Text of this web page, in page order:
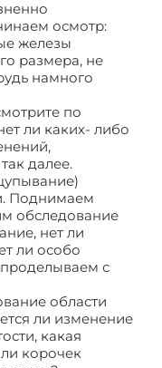
осмотр:
железы
размера, не
намного
по
ли каких- либо
далее.
Поднимаем
обследование
нет ли
ли особо
с
области
ли изменение
какая
ли корочек